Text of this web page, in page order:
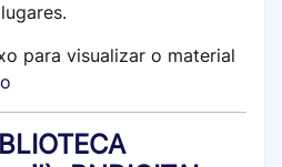
para visualizar o material